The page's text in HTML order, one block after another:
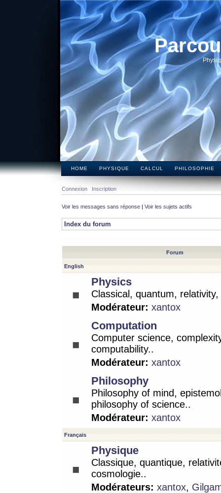
HOME PHYSIQUE CALCUL PHILOSOPHIE
Connexion Inscription
Voir les messages sans réponse | Voir les sujets actifs
Index du forum
Forum
English
Physics
Classical, quantum,
Modérateur: xantox
Computation
Computer science,
computability..
Modérateur: xantox
Philosophy
Philosophy of mind,
philosophy of science..
Modérateur: xantox
Français
Physique
Classique, quantique,
cosmologie..
Modérateurs: xantox,